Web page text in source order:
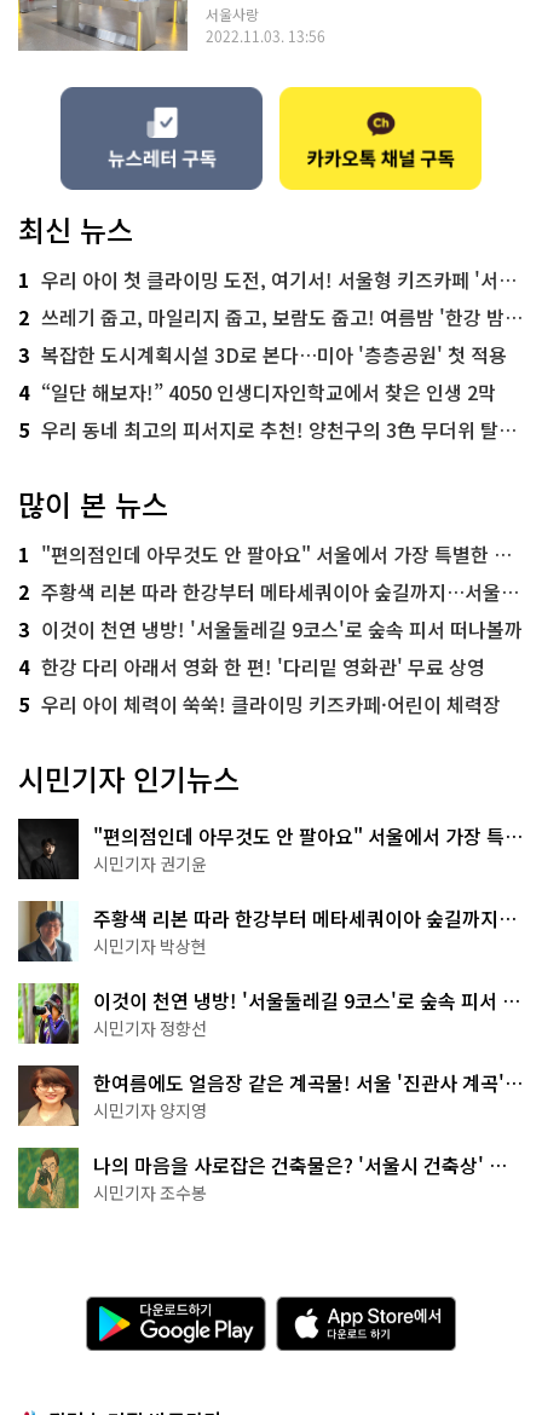
서울사랑
2022.11.03. 13:56
최신 뉴스
1 우리 아이 첫 클라이밍 도전, 여기서! 서울형 키즈카페 '서울가족플라자점'
2 쓰레기 줍고, 마일리지 줍고, 보람도 줍고! 여름밤 '한강 밤마실 줍깅'
3 복잡한 도시계획시설 3D로 본다…미아 '층층공원' 첫 적용
4 “일단 해보자!” 4050 인생디자인학교에서 찾은 인생 2막
5 우리 동네 최고의 피서지로 추천! 양천구의 3色 무더위 탈출 명소
많이 본 뉴스
1 "편의점인데 아무것도 안 팔아요" 서울에서 가장 특별한 편의점의 정체
2 주황색 리본 따라 한강부터 메타세쿼이아 숲길까지…서울둘레길 15코스
3 이것이 천연 냉방! '서울둘레길 9코스'로 숲속 피서 떠나볼까
4 한강 다리 아래서 영화 한 편! '다리밑 영화관' 무료 상영
5 우리 아이 체력이 쑥쑥! 클라이밍 키즈카페·어린이 체력장
시민기자 인기뉴스
"편의점인데 아무것도 안 팔아요" 서울에서 가장 특별
한 편의점의 정체
시민기자 권기윤
주황색 리본 따라 한강부터 메타세쿼이아 숲길까지…
서울둘레길 15코스
시민기자 박상현
이것이 천연 냉방! '서울둘레길 9코스'로 숲속 피서 떠
나볼까
시민기자 정향선
한여름에도 얼음장 같은 계곡물! 서울 '진관사 계곡'이
천국이네~
시민기자 양지영
나의 마음을 사로잡은 건축물은? '서울시 건축상' 수
상작 공개!
시민기자 조수봉
다
운
로
기
A
p
p